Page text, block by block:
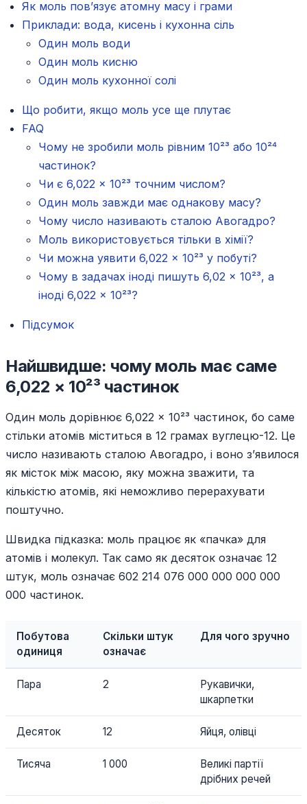
Як моль пов’язує атомну масу і грами
Приклади: вода, кисень і кухонна сіль
Один моль води
Один моль кисню
Один моль кухонної солі
Що робити, якщо моль усе ще плутає
FAQ
Чому не зробили моль рівним 10²³ або 10²⁴
частинок?
Чи є 6,022 × 10²³ точним числом?
Один моль завжди має однакову масу?
Чому число називають сталою Авогадро?
Моль використовується тільки в хімії?
Чи можна уявити 6,022 × 10²³ у побуті?
Чому в задачах іноді пишуть 6,02 × 10²³, а
іноді 6,022 × 10²³?
Підсумок
Найшвидше: чому моль має саме
6,022 × 10²³ частинок
Один моль дорівнює 6,022 × 10²³ частинок, бо саме
стільки атомів міститься в 12 грамах вуглецю-12. Це
число називають сталою Авогадро, і воно з’явилося
як місток між масою, яку можна зважити, та
кількістю атомів, які неможливо перерахувати
поштучно.
Швидка підказка: моль працює як «пачка» для
атомів і молекул. Так само як десяток означає 12
штук, моль означає 602 214 076 000 000 000 000
000 частинок.
Побутова
одиниця
Скільки штук
означає
Для чого зручно
Пара 2
Рукавички,
шкарпетки
Десяток 12 Яйця, олівці
Тисяча 1 000
Великі партії
дрібних речей